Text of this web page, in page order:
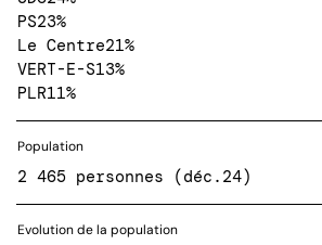
PS23%
Le Centre21%
VERT-E-S13%
PLR11%
Population
2 465 personnes (déc.24)
Evolution de la population